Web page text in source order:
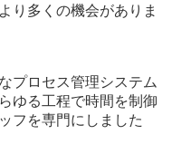
り多くの機会がありま
プロセス管理システム
ゆる工程で時間を制御
フを専門にしました